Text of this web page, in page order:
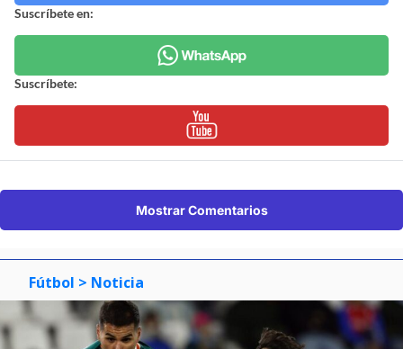
Suscríbete en:
Suscríbete:
Mostrar Comentarios
Fútbol > Noticia